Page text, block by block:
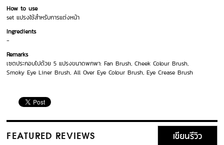
How to use
set แปรงใช้สำหรับการแต่งหน้า
Ingredients
-
Remarks
เซตประกอบไปด้วย 5 แปรงขนาดพกพา: Fan Brush, Cheek Colour Brush,
Smoky Eye Liner Brush, All Over Eye Colour Brush, Eye Crease Brush
FEATURED REVIEWS เขียนรีวิว